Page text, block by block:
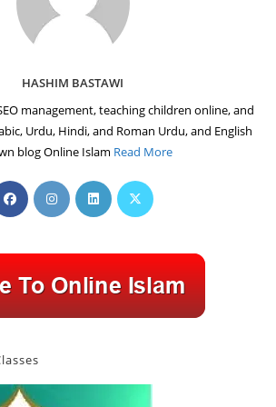
HASHIM BASTAWI
management, teaching children online, and
Urdu, Hindi, and Roman Urdu, and English
blog Online Islam Read More
Opens
in
tab
Opens
in
tab
Opens
in
tab
Opens
tab